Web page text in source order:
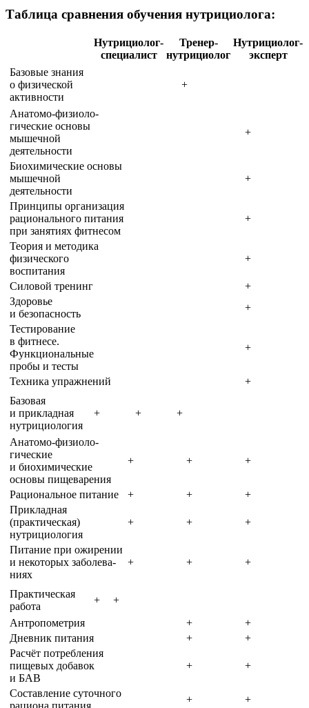
Таблица сравнения обучения нутрициолога:
Нутрициолог-
специалист
Тренер-
нутрициолог
Нутрициолог-
эксперт
Базовые знания
о физической
активности
+
Анатомо-физиоло­
гические основы
мышечной
деятельности
+
Биохимические основы
мышечной
деятельности
+
Принципы организация
рационального питания
при занятиях фитнесом
+
Теория и методика
физического
воспитания
+
Силовой тренинг
+
Здоровье
и безопасность
+
Тестирование
в фитнесе.
Функциональ­ные
пробы и тесты
+
Техника упражнений
+
Базовая
и прикладная
нутрициология
+ + +
Анатомо-физиоло­
гические
и биохимические
основы пищеварения
+ + +
Рациональное питание + +
+
Прикладная
(практическая)
нутрициология
+ + +
Питание при ожирении
и некоторых заболева­
ниях
+ + +
Практическая
работа
+
+
Антропометрия
+
+
Дневник питания
+
+
Расчёт потребления
пищевых добавок
и БАВ
+ +
Составление суточного
+ +